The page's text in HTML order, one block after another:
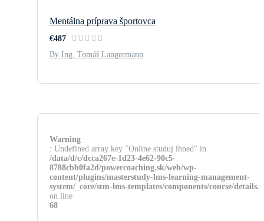
Mentálna príprava športovca
€487
By Ing. Tomáš Langermann
Warning
: Undefined array key "Online studuj ihned" in
/data/d/c/dcca267e-1d23-4e62-90c5-
8788cbb0fa2d/powercoaching.sk/web/wp-
content/plugins/masterstudy-lms-learning-management-
system/_core/stm-lms-templates/components/course/
on line
68